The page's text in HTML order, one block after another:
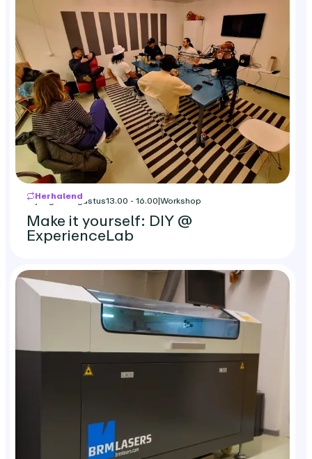
Herhalend
vrijdag 21 augustus13.00 - 16.00|Workshop
Make it yourself: DIY @
ExperienceLab